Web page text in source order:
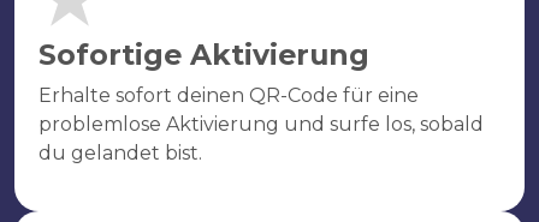
Sofortige Aktivierung
Erhalte sofort deinen QR-Code für eine
problemlose Aktivierung und surfe los, sobald
du gelandet bist.